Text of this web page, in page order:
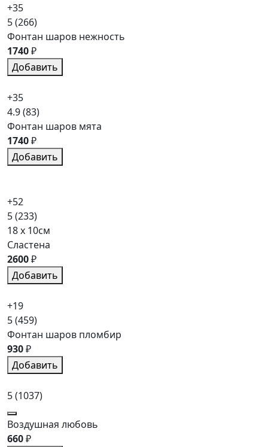
+35
5(266)
Фонтан шаров нежность
1740₽
Добавить
+35
4.9(83)
Фонтан шаров мята
1740₽
Добавить
+52
5(233)
18 x 10см
Сластена
2600₽
Добавить
+19
5(459)
Фонтан шаров пломбир
930₽
Добавить
5(1037)
Воздушная любовь
660₽